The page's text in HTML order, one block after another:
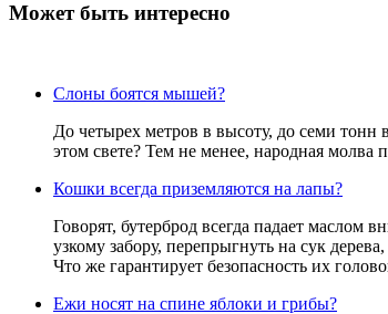
Может быть интересно
Слоны боятся мышей?
До четырех метров в высоту, до семи тонн
этом свете? Тем не менее, народная
Кошки всегда приземляются на лапы?
Говорят, бутерброд всегда падает
узкому забору, перепрыгнуть на сук
Что же гарантирует безопасность их
Ежи носят на спине яблоки и грибы?